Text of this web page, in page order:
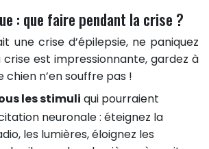
: que faire pendant la crise ?
une crise d’épilepsie, ne paniquez
crise est impressionnante, gardez à
chien n’en souffre pas !
les stimuli qui pourraient
neuronale : éteignez la
les lumières, éloignez les